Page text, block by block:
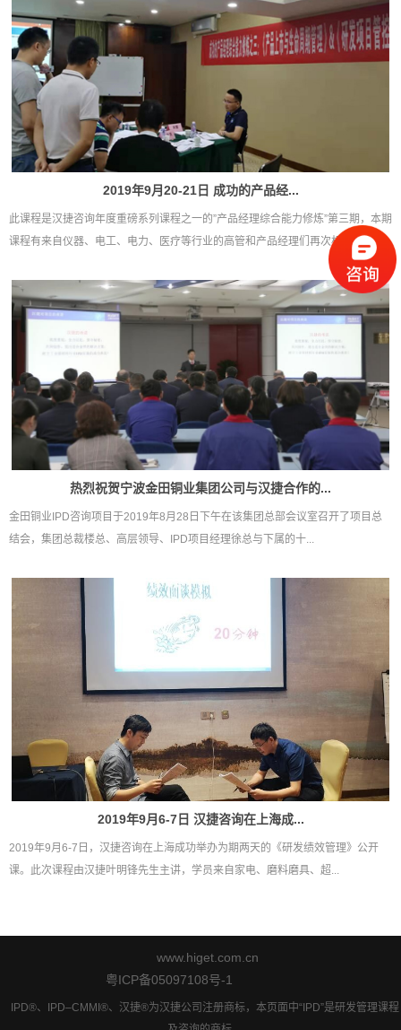
2019年9月20-21日 成功的产品经...
此课程是汉捷咨询年度重磅系列课程之一的”产品经理综合能力修炼”第三期，本期
课程有来自仪器、电工、电力、医疗等行业的高管和产品经理们再次相...
热烈祝贺宁波金田铜业集团公司与汉捷合作的...
金田铜业IPD咨询项目于2019年8月28日下午在该集团总部会议室召开了项目总
结会，集团总裁楼总、高层领导、IPD项目经理徐总与下属的十...
2019年9月6-7日 汉捷咨询在上海成...
2019年9月6-7日，汉捷咨询在上海成功举办为期两天的《研发绩效管理》公开
课。此次课程由汉捷叶明锋先生主讲，学员来自家电、磨料磨具、超...
www.higet.com.cn
粤ICP备05097108号-1
IPD®、IPD–CMMI®、汉捷®为汉捷公司注册商标，本页面中“IPD”是研发管理课程